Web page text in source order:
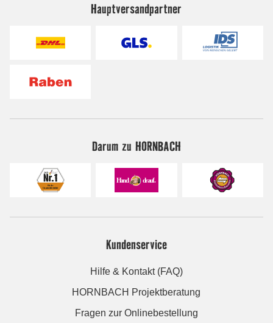
Hauptversandpartner
Darum zu HORNBACH
Kundenservice
Hilfe & Kontakt (FAQ)
HORNBACH Projektberatung
Fragen zur Onlinebestellung